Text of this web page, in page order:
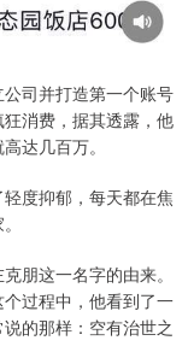
司并打造第一个账号
消费，据其透露，他
达几百万。
度抑郁，每天都在焦
朋这一名字的由来。
过程中，他看到了一
的那样：空有治世之